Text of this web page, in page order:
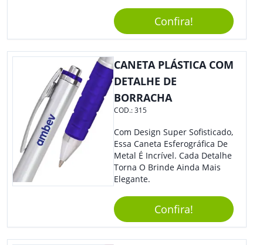
Sua Empresa Em Eventos,
Reuniões Corporativas Ou Até
Mesmo Para Presentear
Colaboradores E Parceiros De
Sua Empresa.
Confira!
CANETA PLÁSTICA COM
DETALHE DE
BORRACHA
COD.:315
Com Design Super Sofisticado,
Essa Caneta Esferográfica De
Metal É Incrível. Cada Detalhe
Torna O Brinde Ainda Mais
Elegante.
Confira!